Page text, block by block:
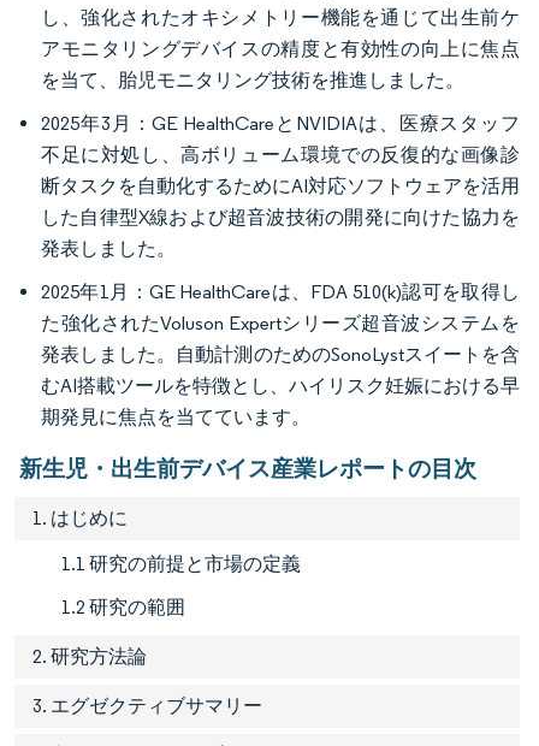
し、強化されたオキシメトリー機能を通じて出生前ケ
アモニタリングデバイスの精度と有効性の向上に焦点
を当て、胎児モニタリング技術を推進しました。
2025年3月：GE HealthCareとNVIDIAは、医療スタッフ
不足に対処し、高ボリューム環境での反復的な画像診
断タスクを自動化するためにAI対応ソフトウェアを活用
した自律型X線および超音波技術の開発に向けた協力を
発表しました。
2025年1月：GE HealthCareは、FDA 510(k)認可を取得し
た強化されたVoluson Expertシリーズ超音波システムを
発表しました。自動計測のためのSonoLystスイートを含
むAI搭載ツールを特徴とし、ハイリスク妊娠における早
期発見に焦点を当てています。
新生児・出生前デバイス産業レポートの目次
1. はじめに
1.1 研究の前提と市場の定義
1.2 研究の範囲
2. 研究方法論
3. エグゼクティブサマリー